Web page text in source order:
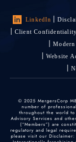
LinkedIn
Client Confidentiality
Website
© 2025 MergersCorp
number of
throughout the world
Advisory Services and
(“Members”) are
regulatory and legal
please visit our